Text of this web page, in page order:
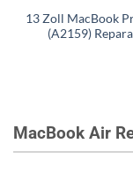
13 Zoll MacBook
(A2159)
MacBook Air